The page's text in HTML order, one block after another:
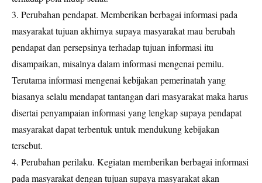
3. Perubahan pendapat. Memberikan berbagai informasi pada
masyarakat tujuan akhirnya supaya masyarakat mau berubah
pendapat dan persepsinya terhadap tujuan informasi itu
disampaikan, misalnya dalam informasi mengenai pemilu.
Terutama informasi mengenai kebijakan pemerinatah yang
biasanya selalu mendapat tantangan dari masyarakat maka harus
disertai penyampaian informasi yang lengkap supaya pendapat
masyarakat dapat terbentuk untuk mendukung kebijakan
tersebut.
4. Perubahan perilaku. Kegiatan memberikan berbagai informasi
pada masyarakat dengan tujuan supaya masyarakat akan